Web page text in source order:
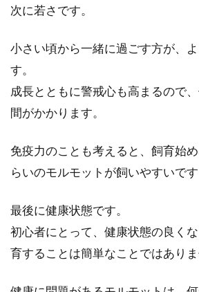
次に若さです。
小さい頃から一緒に過ごす方が、
す。
成長とともに警戒心も高まるので
間がかかります。
免疫力のことも考えると、飼育始
らいのモルモットが飼いやすいです
最後に健康状態です。
初心者にとって、健康状態の良く
育することは簡単なことではありま